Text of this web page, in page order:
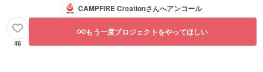
CAMPFIRE Creationさんへアンコール
46
もう一度プロジェクトをやってほしい